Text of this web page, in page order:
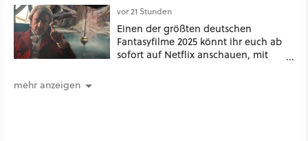
vor 21 Stunden
Einen der größten deutschen
Fantasyfilme 2025 könnt ihr euch ab
sofort auf Netflix anschauen, mit
mehr anzeigen